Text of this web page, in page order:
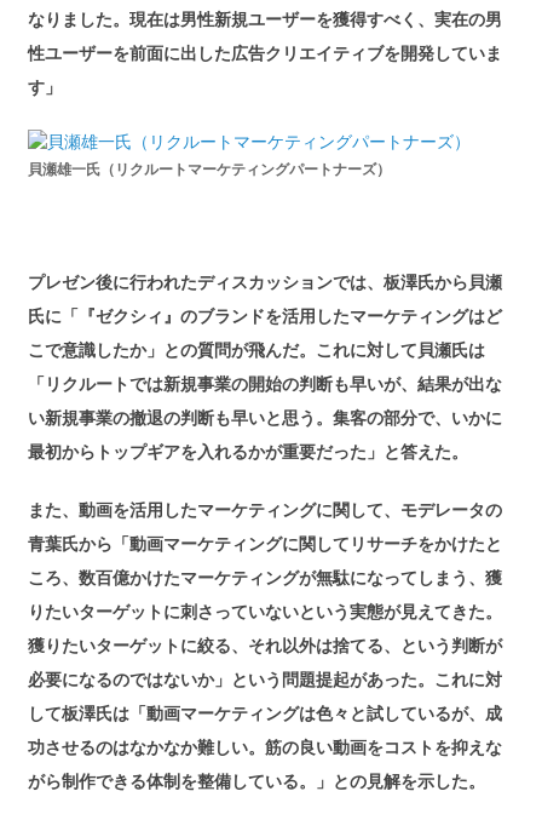
なりました。現在は男性新規ユーザーを獲得すべく、実在の男
性ユーザーを前面に出した広告クリエイティブを開発していま
す」
貝瀬雄一氏（リクルートマーケティングパートナーズ）
プレゼン後に行われたディスカッションでは、板澤氏から貝瀬
氏に「『ゼクシィ』のブランドを活用したマーケティングはど
こで意識したか」との質問が飛んだ。これに対して貝瀬氏は
「リクルートでは新規事業の開始の判断も早いが、結果が出な
い新規事業の撤退の判断も早いと思う。集客の部分で、いかに
最初からトップギアを入れるかが重要だった」と答えた。
また、動画を活用したマーケティングに関して、モデレータの
青葉氏から「動画マーケティングに関してリサーチをかけたと
ころ、数百億かけたマーケティングが無駄になってしまう、獲
りたいターゲットに刺さっていないという実態が見えてきた。
獲りたいターゲットに絞る、それ以外は捨てる、という判断が
必要になるのではないか」という問題提起があった。これに対
して板澤氏は「動画マーケティングは色々と試しているが、成
功させるのはなかなか難しい。筋の良い動画をコストを抑えな
がら制作できる体制を整備している。」との見解を示した。